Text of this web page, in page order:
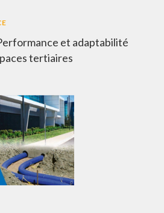
et adaptabilité
tertiaires